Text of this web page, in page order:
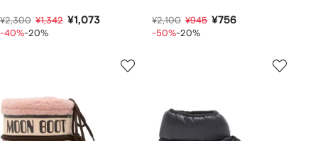
¥2,300 ¥1,342 ¥1,073
-40%-20%
¥2,100 ¥945 ¥756
-50%-20%